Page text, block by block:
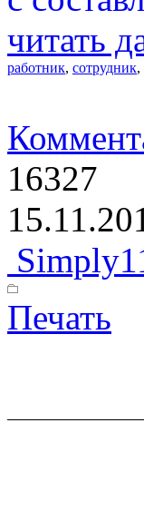
читать
работник, сотрудник,
16327
Печать